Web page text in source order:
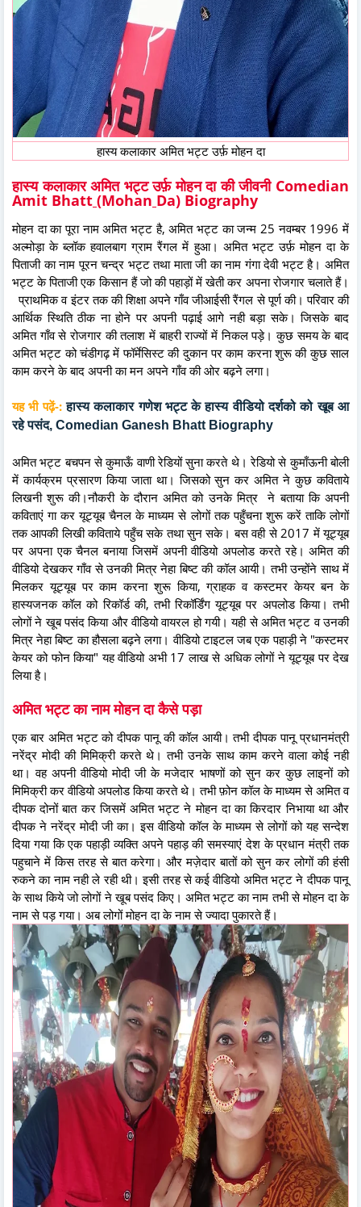
हास्य कलाकार अमित भट्ट उर्फ़ मोहन दा
हास्य कलाकार अमित भट्ट उर्फ़ मोहन दा की जीवनी Comedian
Amit Bhatt (Mohan Da) Biography
मोहन दा का पूरा नाम अमित भट्ट है, अमित भट्ट का जन्म 25 नवम्बर 1996 में
अल्मोड़ा के ब्लॉक हवालबाग ग्राम रैंगल में हुआ। अमित भट्ट उर्फ़ मोहन दा के
पिताजी का नाम पूरन चन्द्र भट्ट तथा माता जी का नाम गंगा देवी भट्ट है। अमित
भट्ट के पिताजी एक किसान हैं जो की पहाड़ों में खेती कर अपना रोजगार चलाते हैं।
प्राथमिक व इंटर तक की शिक्षा अपने गाँव जीआईसी रैंगल से पूर्ण की। परिवार की
आर्थिक स्थिति ठीक ना होने पर अपनी पढ़ाई आगे नही बड़ा सके। जिसके बाद
अमित गाँव से रोजगार की तलाश में बाहरी राज्यों में निकल पड़े। कुछ समय के बाद
अमित भट्ट को चंडीगढ़ में फॉर्मेसिस्ट की दुकान पर काम करना शुरू की कुछ साल
काम करने के बाद अपनी का मन अपने गाँव की ओर बढ़ने लगा।
यह भी पढ़ें-: हास्य कलाकार गणेश भट्ट के हास्य वीडियो दर्शको को खूब आ
रहे पसंद, Comedian Ganesh Bhatt Biography
अमित भट्ट बचपन से कुमाऊँ वाणी रेडियों सुना करते थे। रेडियो से कुमाँऊनी बोली
में कार्यक्रम प्रसारण किया जाता था। जिसको सुन कर अमित ने कुछ कविताये
लिखनी शुरू की।नौकरी के दौरान अमित को उनके मित्र ने बताया कि अपनी
कविताएं गा कर यूट्यूब चैनल के माध्यम से लोगों तक पहुँचना शुरू करें ताकि लोगों
तक आपकी लिखी कविताये पहुँच सके तथा सुन सके। बस वही से 2017 में यूट्यूब
पर अपना एक चैनल बनाया जिसमें अपनी वीडियो अपलोड करते रहे। अमित की
वीडियो देखकर गाँव से उनकी मित्र नेहा बिष्ट की कॉल आयी। तभी उन्होंने साथ में
मिलकर यूट्यूब पर काम करना शुरू किया, ग्राहक व कस्टमर केयर बन के
हास्यजनक कॉल को रिकॉर्ड की, तभी रिकॉर्डिंग यूट्यूब पर अपलोड किया। तभी
लोगों ने खूब पसंद किया और वीडियो वायरल हो गयी। यही से अमित भट्ट व उनकी
मित्र नेहा बिष्ट का हौसला बढ़ने लगा। वीडियो टाइटल जब एक पहाड़ी ने "कस्टमर
केयर को फोन किया" यह वीडियो अभी 17 लाख से अधिक लोगों ने यूट्यूब पर देख
लिया है।
अमित भट्ट का नाम मोहन दा कैसे पड़ा
एक बार अमित भट्ट को दीपक पानू की कॉल आयी। तभी दीपक पानू प्रधानमंत्री
नरेंद्र मोदी की मिमिक्री करते थे। तभी उनके साथ काम करने वाला कोई नही
था। वह अपनी वीडियो मोदी जी के मजेदार भाषणों को सुन कर कुछ लाइनों को
मिमिक्री कर वीडियो अपलोड किया करते थे। तभी फ़ोन कॉल के माध्यम से अमित व
दीपक दोनों बात कर जिसमें अमित भट्ट ने मोहन दा का किरदार निभाया था और
दीपक ने नरेंद्र मोदी जी का। इस वीडियो कॉल के माध्यम से लोगों को यह सन्देश
दिया गया कि एक पहाड़ी व्यक्ति अपने पहाड़ की समस्याएं देश के प्रधान मंत्री तक
पहुचाने में किस तरह से बात करेगा। और मज़ेदार बातों को सुन कर लोगों की हंसी
रुकने का नाम नही ले रही थी। इसी तरह से कई वीडियो अमित भट्ट ने दीपक पानू
के साथ किये जो लोगों ने खूब पसंद किए। अमित भट्ट का नाम तभी से मोहन दा के
नाम से पड़ गया। अब लोगों मोहन दा के नाम से ज्यादा पुकारते हैं।